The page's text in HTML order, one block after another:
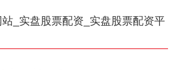
_实盘股票配资_实盘股票配资平